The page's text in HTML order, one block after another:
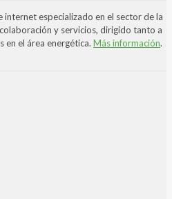
internet especializado en el sector de la
y servicios, dirigido tanto a
en el área energética. Más información.